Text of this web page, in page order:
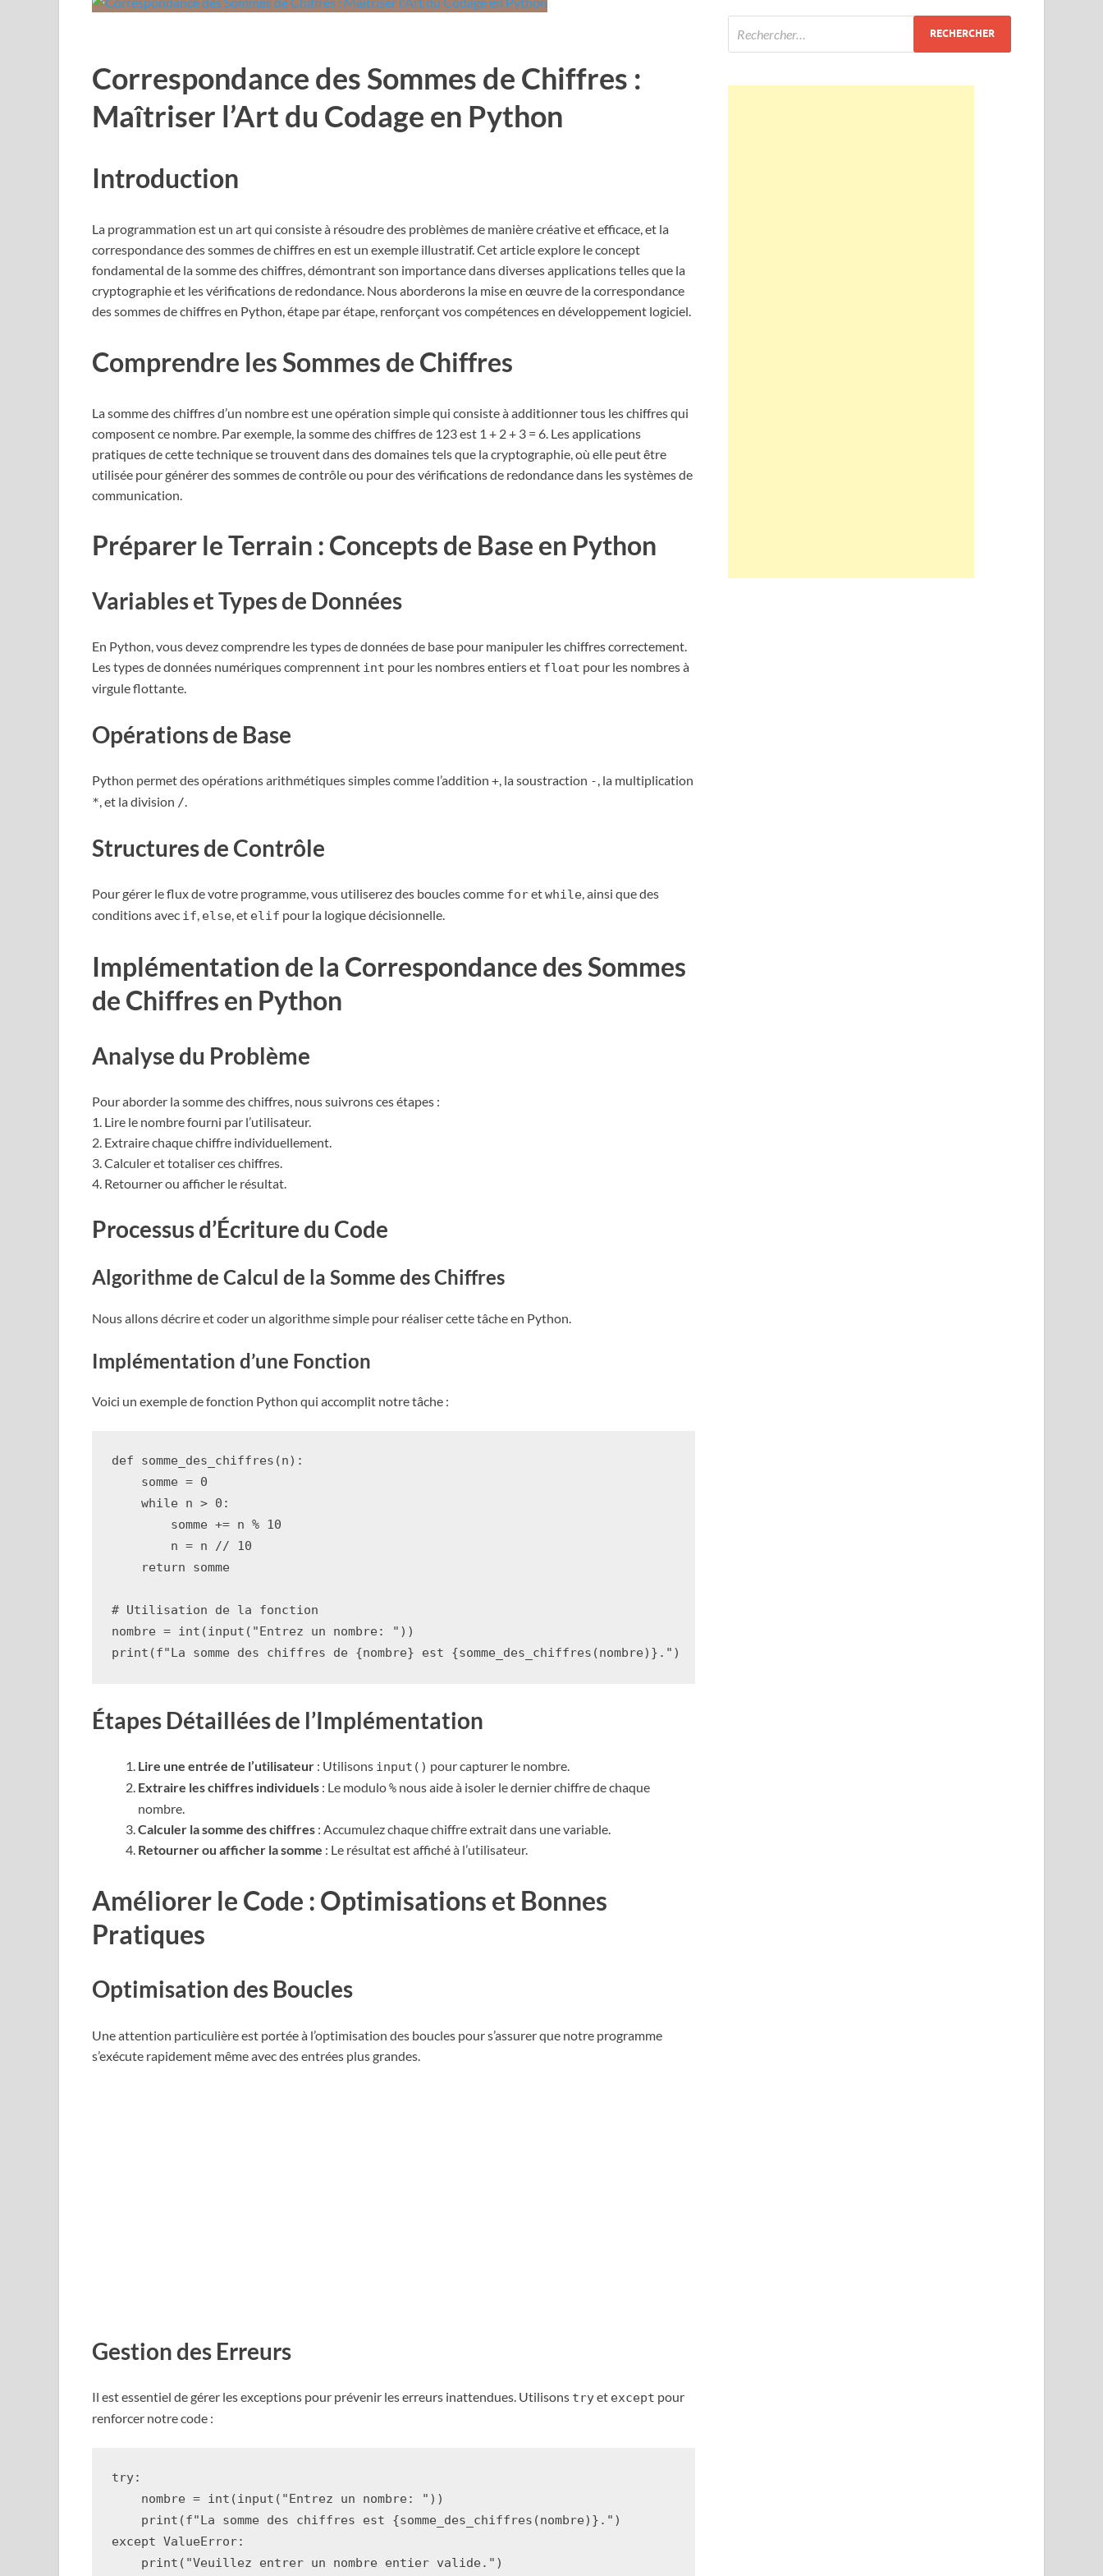
Correspondance des Sommes de Chiffres :
Maîtriser l’Art du Codage en Python
Introduction
La programmation est un art qui consiste à résoudre des problèmes de manière créative et efficace, et la
correspondance des sommes de chiffres en est un exemple illustratif. Cet article explore le concept
fondamental de la somme des chiffres, démontrant son importance dans diverses applications telles que la
cryptographie et les vérifications de redondance. Nous aborderons la mise en œuvre de la correspondance
des sommes de chiffres en Python, étape par étape, renforçant vos compétences en développement logiciel.
Comprendre les Sommes de Chiffres
La somme des chiffres d’un nombre est une opération simple qui consiste à additionner tous les chiffres qui
composent ce nombre. Par exemple, la somme des chiffres de 123 est 1 + 2 + 3 = 6. Les applications
pratiques de cette technique se trouvent dans des domaines tels que la cryptographie, où elle peut être
utilisée pour générer des sommes de contrôle ou pour des vérifications de redondance dans les systèmes de
communication.
Préparer le Terrain : Concepts de Base en Python
Variables et Types de Données
En Python, vous devez comprendre les types de données de base pour manipuler les chiffres correctement.
Les types de données numériques comprennent int pour les nombres entiers et float pour les nombres à
virgule flottante.
Opérations de Base
Python permet des opérations arithmétiques simples comme l’addition + , la soustraction - , la multiplication
* , et la division /
Structures de Contrôle
Pour gérer le flux de votre programme, vous utiliserez des boucles comme foretwhile, ainsi que des
conditions avec if, else, et elif pour la logique décisionnelle.
Implémentation de la Correspondance des Sommes
de Chiffres en Python
Analyse du Problème
Pour aborder la somme des chiffres, nous suivrons ces étapes :
1. Lire le nombre fourni par l’utilisateur.
2. Extraire chaque chiffre individuellement.
3. Calculer et totaliser ces chiffres.
4. Retourner ou afficher le résultat.
Processus d’Écriture du Code
Algorithme de Calcul de la Somme des Chiffres
Nous allons décrire et coder un algorithme simple pour réaliser cette tâche en Python.
Implémentation d’une Fonction
Voici un exemple de fonction Python qui accomplit notre tâche :
def somme_des_chiffres (n):
somme = 0
while
n > 0 :
somme += n % 10
n = n //
10
return
somme
# Utilisation de la fonction
nombre = int (input ( "Entrez un nombre: " ))
print (f"La somme des chiffres de {nombre} est {somme_des_chiffres (nombre) } ." )
Étapes Détaillées de l’Implémentation
Lire une entrée de l’utilisateur : Utilisons input() pour capturer le nombre.
Extraire les chiffres individuels : Le modulo% nous aide à isoler le dernier chiffre de chaque
nombre.
Calculer la somme des chiffres : Accumulez chaque chiffre extrait dans une variable.
Retourner ou afficher la somme : Le résultat est affiché à l’utilisateur.
Améliorer le Code : Optimisations et Bonnes
Pratiques
Optimisation des Boucles
Une attention particulière est portée à l’optimisation des boucles pour s’assurer que notre programme
s’exécute rapidement même avec des entrées plus grandes.
Gestion des Erreurs
Il est essentiel de gérer les exceptions pour prévenir les erreurs inattendues. Utilisons tryet except pour
renforcer notre code :
try:
nombre = int (input ( "Entrez un nombre: " ))
print (f"La somme des chiffres est {somme_des_chiffres (nombre) } ." )
except ValueError:
print ( "Veuillez entrer un nombre entier valide." )